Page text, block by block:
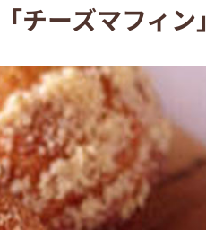
ーズマフィン」